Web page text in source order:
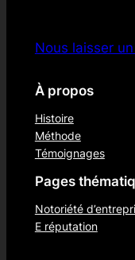
Nous laisser
À propos
Histoire
Méthode
Témoignages
Pages
Notoriété
E réputation